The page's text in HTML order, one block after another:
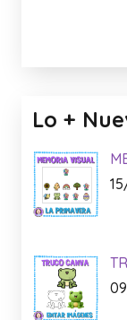
Lo +